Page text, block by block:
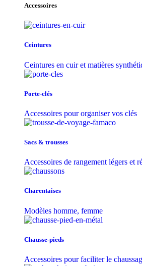
Accessoires
Ceintures
Ceintures en cuir et matières
Porte-clés
Accessoires pour organiser vos clés
Sacs & trousse​s
Accessoires de rangement légers et
Charentaises
Modèles homme, femme
Chausse-pieds
Accessoires pour faciliter le